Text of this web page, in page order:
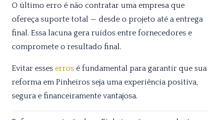
O último erro é não contratar uma empresa que
ofereça suporte total — desde o projeto até a entrega
final. Essa lacuna gera ruídos entre fornecedores e
compromete o resultado final.
Evitar esses erros é fundamental para garantir que sua
reforma em Pinheiros seja uma experiência positiva,
segura e financeiramente vantajosa.